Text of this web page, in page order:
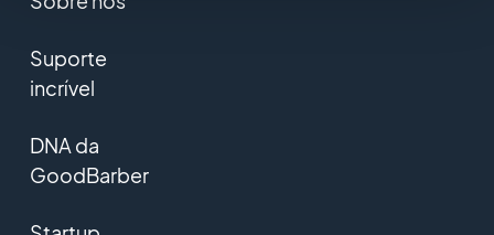
Suporte
incrível
DNA da
GoodBarber